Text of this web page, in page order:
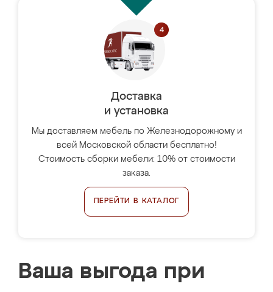
Доставка
и установка
Мы доставляем мебель по Железнодорожному и
всей Московской области бесплатно!
Стоимость сборки мебели: 10% от стоимости
заказа.
ПЕРЕЙТИ В КАТАЛОГ
Ваша выгода при